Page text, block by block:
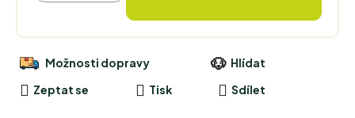
Tisk
Zeptat se
Hlídat
Sdílet
Možnosti dopravy